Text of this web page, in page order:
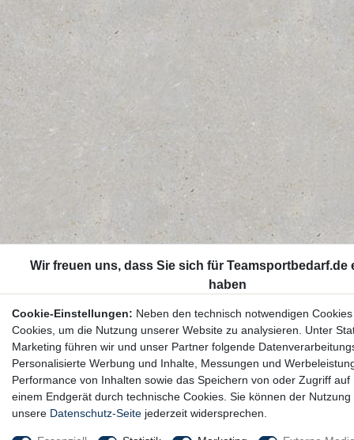
Cookie-Einstellungen: Neben den technisch notwendigen
Cookies, um die Nutzung unserer Website zu analysieren. Unter
Marketing führen wir und unser Partner folgende
Personalisierte Werbung und Inhalte, Messungen und
Performance von Inhalten sowie das Speichern von oder Zugriff
einem Endgerät durch technische Cookies. Sie können der
unsere Datenschutz-Seite jederzeit widersprechen.